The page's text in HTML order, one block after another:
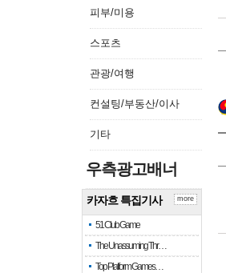
피부/미용
스포츠
관광/여행
컨설팅/부동산/이사
기타
우측광고배너
카자흐 특집기사
51 Club Game
The Unassuming Thr…
Top Platform Games…
more